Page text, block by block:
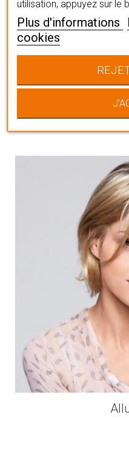
Vous
aussi
utilisation, appuyez sur le
Plus d'informations
cookies